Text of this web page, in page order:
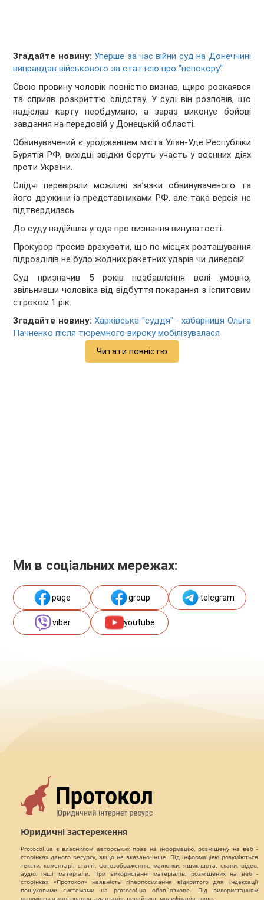
Згадайте новину: Уперше за час війни суд на Донеччині
виправдав військового за статтею про "непокору"
Свою провину чоловік повністю визнав, щиро розкаявся
та сприяв розкриттю слідству. У суді він розповів, що
надіслав карту необдумано, а зараз виконує бойові
завдання на передовій у Донецькій області.
Обвинувачений є уродженцем міста Улан-Уде Республіки
Бурятія РФ, вихідці звідки беруть участь у воєнних діях
проти України.
Слідчі перевіряли можливі зв’язки обвинуваченого та
його дружини із представниками РФ, але така версія не
підтвердилась.
До суду надійшла угода про визнання винуватості.
Прокурор просив врахувати, що по місцях розташування
підрозділів не було жодних ракетних ударів чи диверсій.
Суд призначив 5 років позбавлення волі умовно,
звільнивши чоловіка від відбуття покарання з іспитовим
строком 1 рік.
Згадайте новину:Харківська "суддя" - хабарниця Ольга
Пачненко після тюремного вироку мобілізувалася
Читати повністю
Ми в соціальних мережах:
page group telegram
viber youtube
Юридичні застереження
Protocol.ua є власником авторських прав на інформацію, розміщену на веб -
сторінках даного ресурсу, якщо не вказано інше. Під інформацією розуміються
тексти, коментарі, статті, фотозображення, малюнки, ящик-шота, скани, відео,
аудіо, інші матеріали. При використанні матеріалів, розміщених на веб -
сторінках «Протокол» наявність гіперпосилання відкритого для індексації
пошуковими системами на protocol.ua обов`язкове. Під використанням
розуміється копіювання, адаптація, рерайтинг, модифікація тощо.